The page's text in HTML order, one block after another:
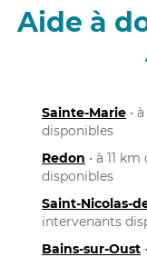
Aide à
Sainte-Marie •
disponibles
Redon • à 11
disponibles
Saint-Nicolas-
intervenants
Bains-sur-Oust